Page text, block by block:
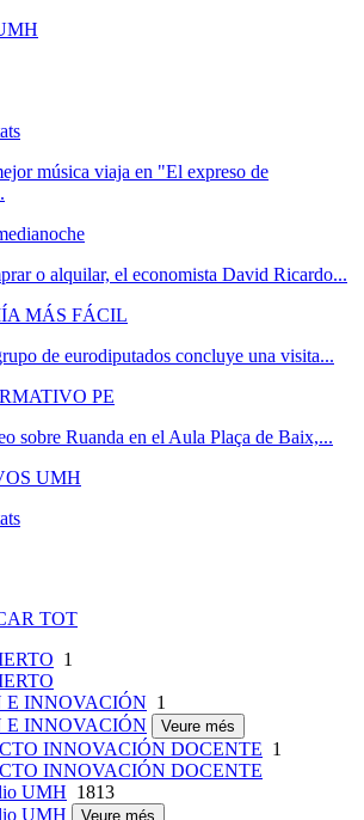
música viaja en "El expreso de
o alquilar, el economista David Ricardo...
MÁS FÁCIL
de eurodiputados concluye una visita...
PE
sobre Ruanda en el Aula Plaça de Baix,...
UMH
TOT
1
E INNOVACIÓN 1
E INNOVACIÓN
Veure més
INNOVACIÓN DOCENTE 1
INNOVACIÓN DOCENTE
UMH 1813
UMH
Veure més